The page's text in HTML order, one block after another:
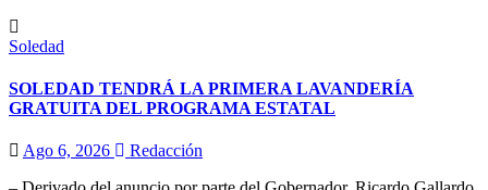
Soledad
SOLEDAD TENDRÁ LA PRIMERA LAVANDERÍA
GRATUITA DEL PROGRAMA ESTATAL
Ago 6, 2026
Redacción